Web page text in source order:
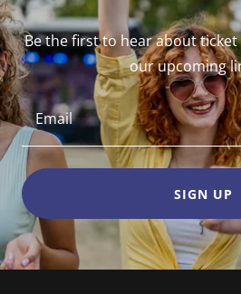
Be the first to hear about ticket
our upcoming
Email
SIGN UP